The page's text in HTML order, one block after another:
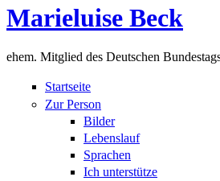
Marieluise Beck
ehem. Mitglied des Deutschen
Startseite
Zur Person
Bilder
Lebenslauf
Sprachen
Ich unterstütze